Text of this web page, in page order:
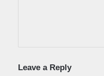
Leave a Reply